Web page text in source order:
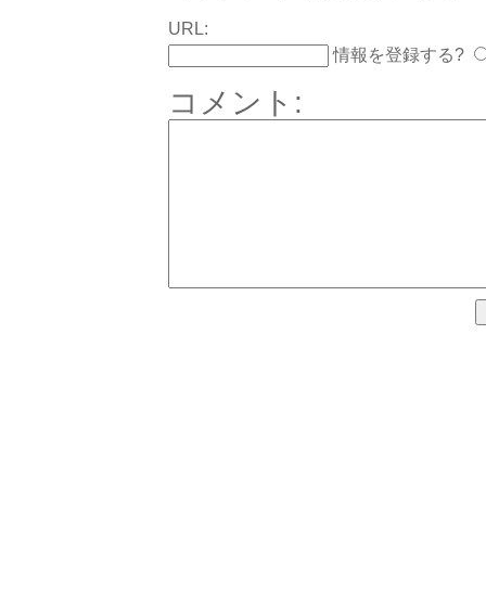
URL:
情報を登録する?
コメント: